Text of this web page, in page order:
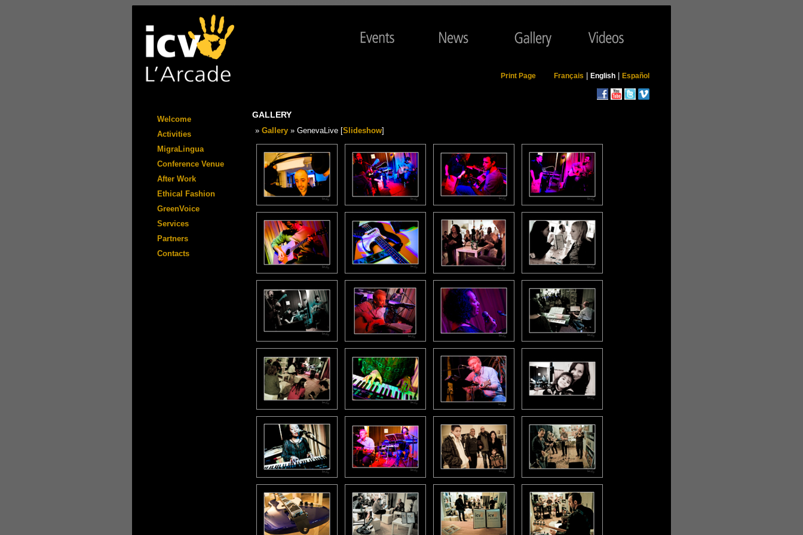
Print Page Français English Español
Welcome
Activities
MigraLingua
Conference Venue
After Work
Ethical Fashion
GreenVoice
Services
Partners
Contacts
GALLERY
» Gallery » GenevaLive [Slideshow]